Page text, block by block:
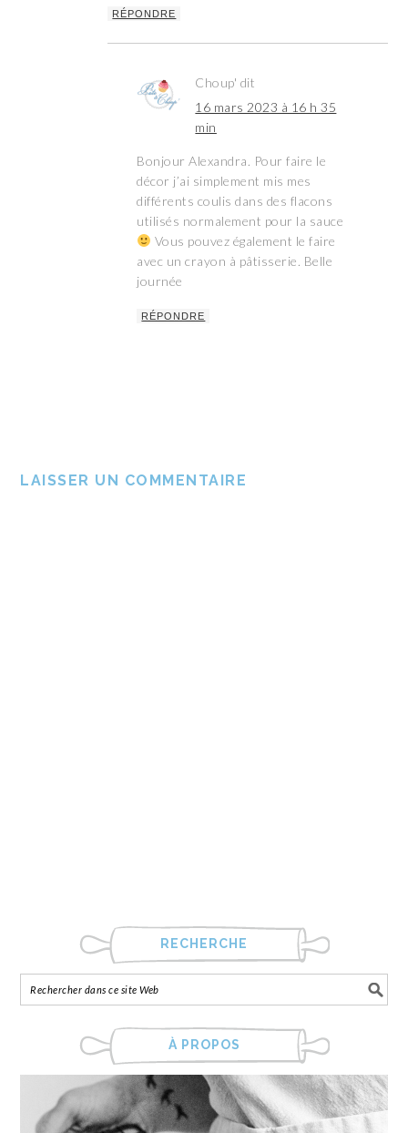
RÉPONDRE
Choup' dit
16 mars 2023 à 16 h 35
min
Bonjour Alexandra. Pour faire le
décor j’ai simplement mis mes
différents coulis dans des flacons
utilisés normalement pour la sauce
Vous pouvez également le faire
avec un crayon à pâtisserie. Belle
journée
RÉPONDRE
LAISSER UN COMMENTAIRE
RECHERCHE
À PROPOS